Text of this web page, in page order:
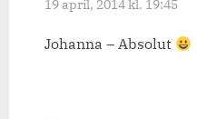
19 april, 2014 kl. 19:45
Johanna – Absolut